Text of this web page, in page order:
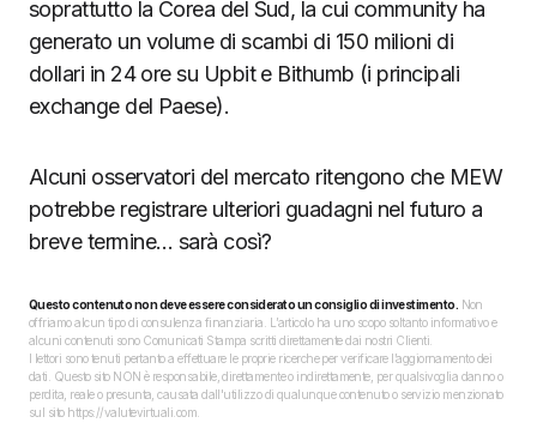
soprattutto la Corea del Sud, la cui community ha
generato un volume di scambi di 150 milioni di
dollari in 24 ore su Upbit e Bithumb (i principali
exchange del Paese).
Alcuni osservatori del mercato ritengono che MEW
potrebbe registrare ulteriori guadagni nel futuro a
breve termine… sarà così?
Questo contenuto non deve essere considerato un consiglio di investimento. Non
offriamo alcun tipo di consulenza finanziaria. L’articolo ha uno scopo soltanto informativo e
alcuni contenuti sono Comunicati Stampa scritti direttamente dai nostri Clienti.
I lettori sono tenuti pertanto a effettuare le proprie ricerche per verificare l’aggiornamento dei
dati. Questo sito NON è responsabile, direttamente o indirettamente, per qualsivoglia danno o
perdita, reale o presunta, causata dall'utilizzo di qualunque contenuto o servizio menzionato
sul sito https://valutevirtuali.com.